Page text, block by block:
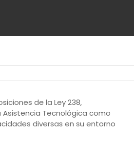
de la Ley 238,
Tecnológica como
diversas en su entorno